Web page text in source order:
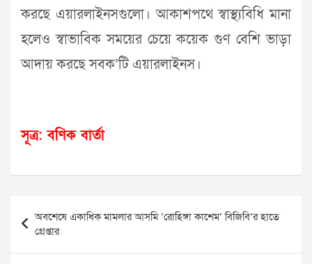
করছে এয়ারলাইনসগুলো। আকাশপথে স্বাস্থ্যবিধি মানা
হলেও স্বাভাবিক সময়ের চেয়ে কয়েক গুণ বেশি ভাড়া
আদায় করছে সবক’টি এয়ারলাইনস।
সূত্র: বণিক বার্তা
navigation
অবশেষে একাধিক মামলার আসমি ‘রোহিঙ্গা কাশেম’ বিজিবি’র হাতে
গ্রেপ্তার